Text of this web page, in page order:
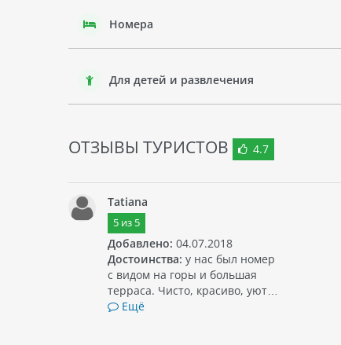
Номера
Для детей и развлечения
ОТЗЫВЫ ТУРИСТОВ 4.7
Tatiana
5из 5
Добавлено: 04.07.2018
Достоинства: у нас был номер
с видом на горы и большая
терраса. Чисто, красиво, уют…
Ещё